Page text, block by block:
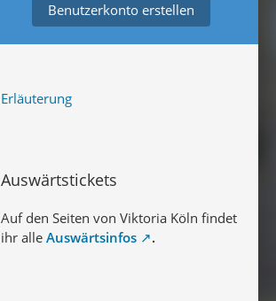
Benutzerkonto erstellen
Erläuterung
Auswärtstickets
Auf den Seiten von Viktoria Köln findet
ihr alle Auswärtsinfos .